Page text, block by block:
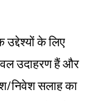
के लिए
उदाहरण हैं और
निवेश सलाह का